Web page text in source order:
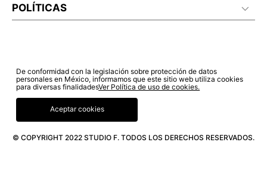
POLÍTICAS
© COPYRIGHT 2022 STUDIO F. TODOS LOS DERECHOS RESERVADOS.
De conformidad con la legislación sobre protección de datos
personales en México, informamos que este sitio web utiliza cookies
para diversas finalidadesVer Política de uso de cookies.
Aceptar cookies